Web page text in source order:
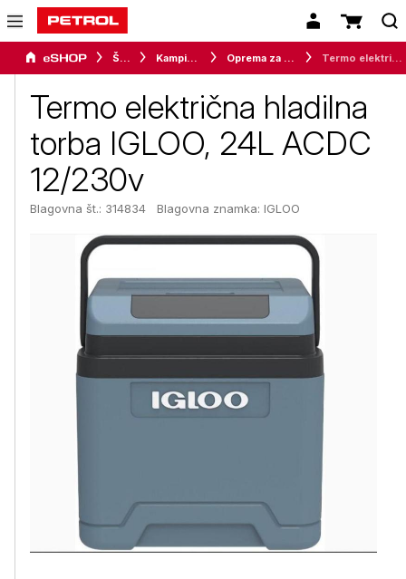
Šport Kampiranje Oprema za kampiranje
Termo električna hladilna
torba IGLOO, 24L ACDC
12/230v
Blagovna št.: 314834 Blagovna znamka: IGLOO